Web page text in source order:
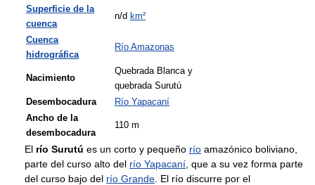
Superficie de la
cuenca
n/d km²
Cuenca
hidrográfica
Río Amazonas
Nacimiento
Quebrada Blanca y
quebrada Surutú
Desembocadura
Río Yapacaní
Ancho de la
desembocadura
110 m
El río Surutú es un corto y pequeño río amazónico boliviano,
parte del curso alto del río Yapacaní , que a su vez forma parte
del curso bajo del río Grande . El río discurre por el